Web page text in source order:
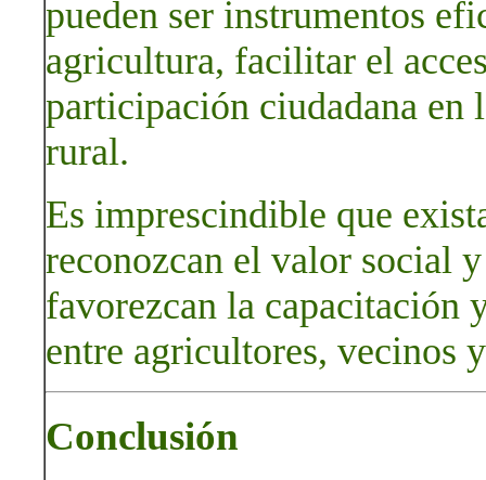
pueden ser instrumentos
agricultura, facilitar el
participación ciudadana en
rural.
Es imprescindible que
reconozcan el valor social
favorezcan la capacitación
entre agricultores, vecinos
Conclusión